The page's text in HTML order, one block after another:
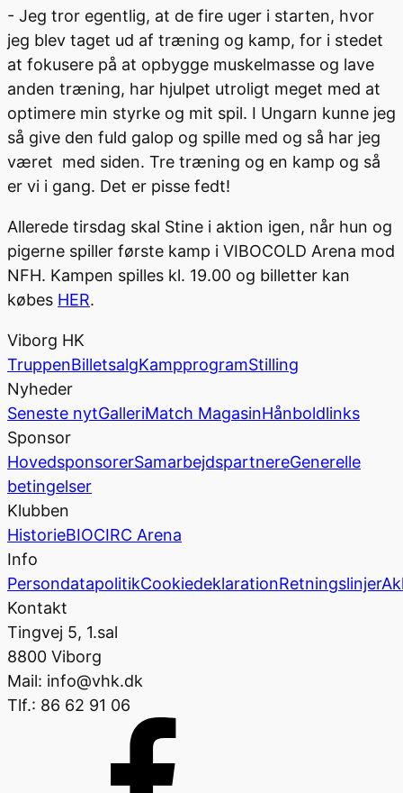
- Jeg tror egentlig, at de fire uger i starten, hvor
jeg blev taget ud af træning og kamp, for i stedet
at fokusere på at opbygge muskelmasse og lave
anden træning, har hjulpet utroligt meget med at
optimere min styrke og mit spil. I Ungarn kunne jeg
så give den fuld galop og spille med og så har jeg
været med siden. Tre træning og en kamp og så
er vi i gang. Det er pisse fedt!
Allerede tirsdag skal Stine i aktion igen, når hun og
pigerne spiller første kamp i VIBOCOLD Arena mod
NFH. Kampen spilles kl. 19.00 og billetter kan
købes HER.
Viborg HK
TruppenBilletsalgKampprogramStilling
Nyheder
Seneste nytGalleriMatch MagasinHånboldlinks
Sponsor
HovedsponsorerSamarbejdspartnereGenerelle
betingelser
Klubben
HistorieBIOCIRC Arena
Info
PersondatapolitikCookiedeklarationRetningslinjer
Kontakt
Tingvej 5, 1.sal
8800 Viborg
Mail: info@vhk.dk
Tlf.: 86 62 91 06